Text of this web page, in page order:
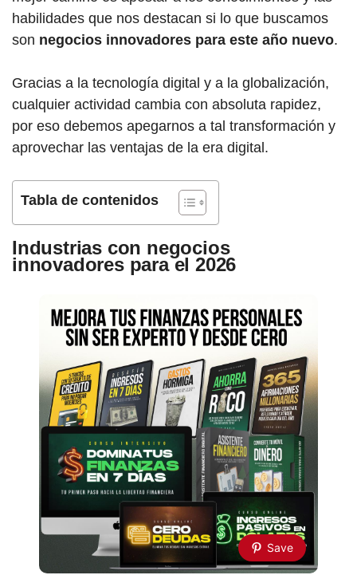
habilidades que nos destacan si lo que buscamos
son negocios innovadores para este año nuevo.
Gracias a la tecnología digital y a la globalización,
cualquier actividad cambia con absoluta rapidez,
por eso debemos apegarnos a tal transformación y
aprovechar las ventajas de la era digital.
Tabla de contenidos
Industrias con negocios
innovadores para el 2026
Save